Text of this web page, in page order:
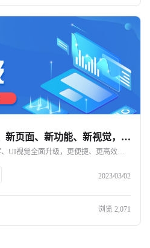
炼丹炉大数据再度升级，新页面、新功能、新视觉，解锁全新体验！-杭州知衣科技
全新升级💥💥展示逻辑、AI推荐、UI视觉全面升级，更便捷、更高效，解锁数据分析新体验
2023/03/02
浏览 2,071